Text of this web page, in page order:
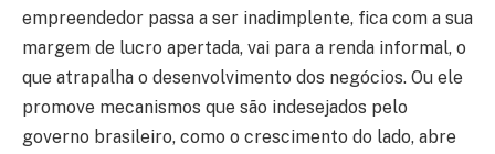
empreendedor passa a ser inadimplente, fica com a sua
margem de lucro apertada, vai para a renda informal, o
que atrapalha o desenvolvimento dos negócios. Ou ele
promove mecanismos que são indesejados pelo
governo brasileiro, como o crescimento do lado, abre